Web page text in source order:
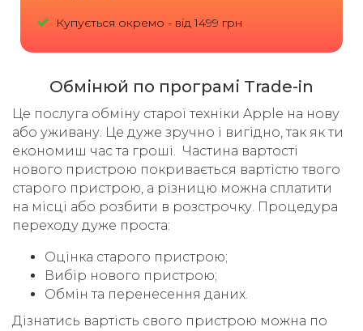
Купується окремо - від 1499 грн
Обмінюй по програмі Trade-in
Це послуга обміну старої техніки Apple на нову
або уживану. Це дуже зручно і вигідно, так як ти
економиш час та гроші. Частина вартості
нового пристрою покривається вартістю твого
старого пристрою, а різницю можна сплатити
на місці або розбити в розстрочку. Процедура
переходу дуже проста:
Оцінка старого пристрою;
Вибір нового пристрою;
Обмін та перенесення даних.
Дізнатись вартість свого пристрою можна по